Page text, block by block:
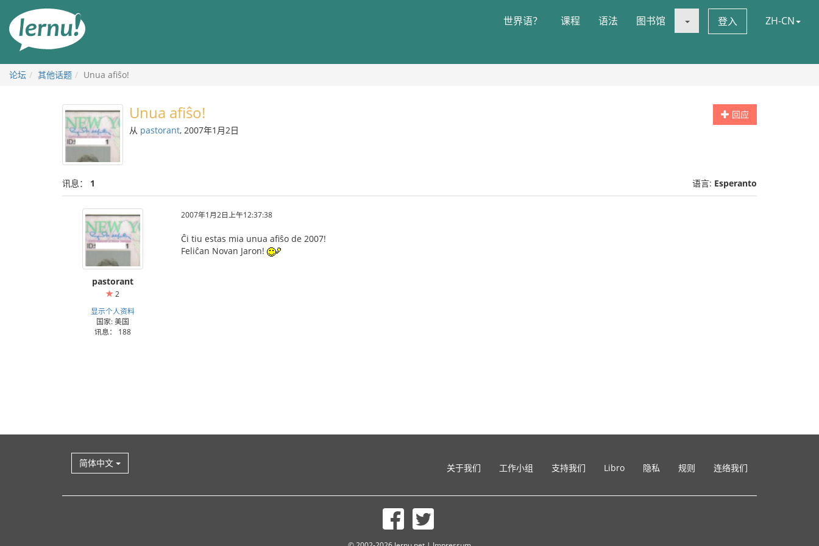
世界语？ 课程 语法 图书馆 登入 ZH-CN
论坛 其他话题 Unua afiŝo!
回应
Unua afiŝo!
从 pastorant, 2007年1月2日
讯息： 1 语言: Esperanto
pastorant
2
显示个人资料
国家: 美国
讯息： 188
2007年1月2日上午12:37:38
Ĉi tiu estas mia unua afiŝo de 2007!
Feliĉan Novan Jaron!
简体中文 关于我们 工作小组 支持我们 Libro 隐私 规则 连络我们